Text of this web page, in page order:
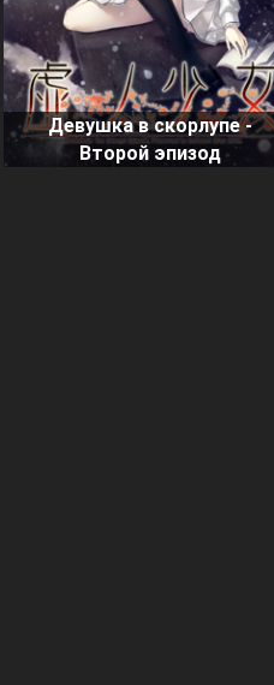
Девушка в скорлупе -
Второй эпизод